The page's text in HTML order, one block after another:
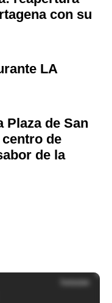
con su
LA
Plaza de San
de
de la